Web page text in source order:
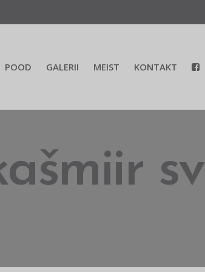
POOD GALERII MEIST KONTAKT